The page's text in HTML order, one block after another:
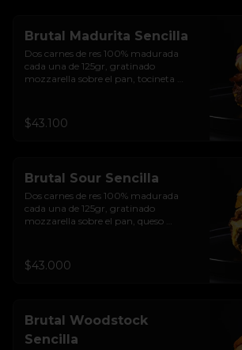
Brutal Madurita Sencilla
Dos carnes de res 100% madurada
cada una de 125gr, gratinado
mozzarella sobre el pan, tocineta
panko, encurtido de cebolla morada,
sour cream de sriracha levemente
$43.100
Brutal Sour Sencilla
Dos carnes de res 100% madurada
cada una de 125gr, gratinado
mozzarella sobre el pan, queso
sriracha, salsa rosada de pepinillos y
pan brioche sellado.
$43.000
Brutal Woodstock
Sencilla